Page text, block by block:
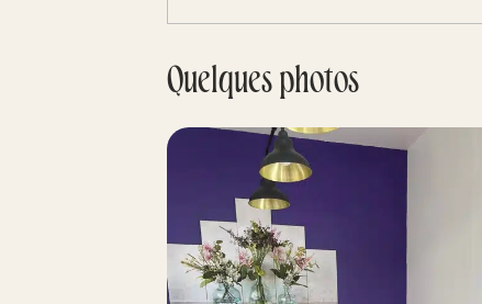
Quelques photos